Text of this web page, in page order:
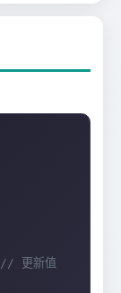
// 更新值